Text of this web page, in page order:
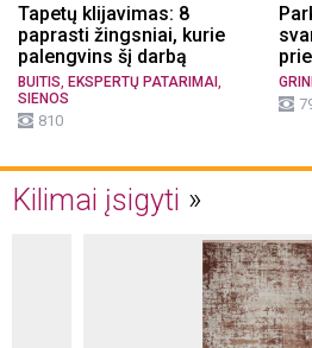
Tapetų klijavimas: 8
paprasti žingsniai, kurie
palengvins šį darbą
BUITIS EKSPERTŲ PATARIMAI
SIENOS
810
Kilimai įsigyti